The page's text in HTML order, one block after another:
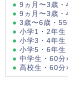
9ヵ月〜3歳
9ヵ月〜3歳
3歳〜6歳・
小学1・2年
小学3・4年
小学5・6年
中学生・60
高校生・60